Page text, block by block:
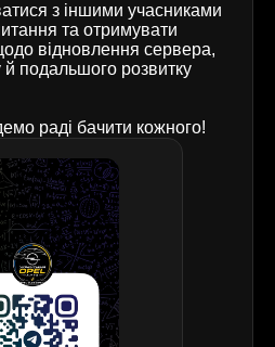
з іншими учасниками
та отримувати
відновлення сервера,
подальшого розвитку
раді бачити кожного!